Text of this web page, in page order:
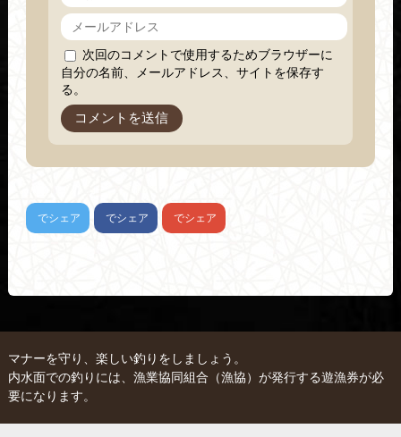
次回のコメントで使用するためブラウザーに
自分の名前、メールアドレス、サイトを保存す
る。
でシェア でシェア でシェア
マナーを守り、楽しい釣りをしましょう。
内水面での釣りには、漁業協同組合（漁協）が発行する遊漁券が必
要になります。